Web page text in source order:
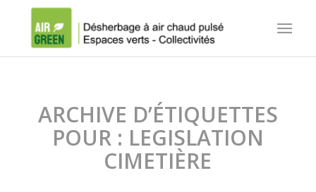
ARCHIVE D’ÉTIQUETTES
POUR : LEGISLATION
CIMETIÈRE